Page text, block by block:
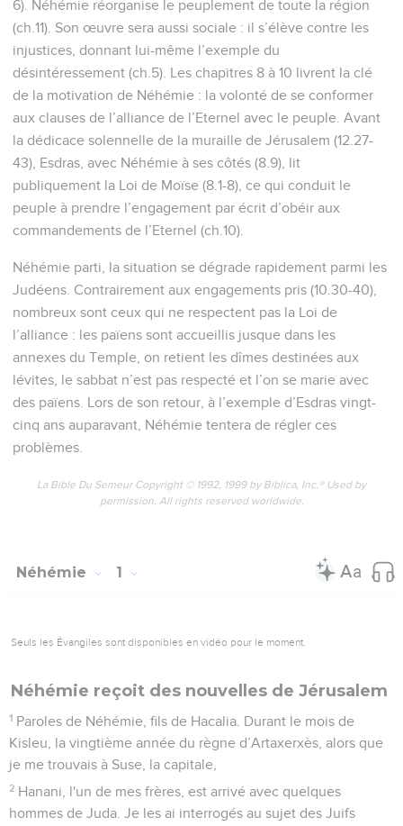
6). Néhémie réorganise le peuplement de toute la région
(ch.11). Son œuvre sera aussi sociale : il s’élève contre les
injustices, donnant lui-même l’exemple du
désintéressement (ch.5). Les chapitres 8 à 10 livrent la clé
de la motivation de Néhémie : la volonté de se conformer
aux clauses de l’alliance de l’Eternel avec le peuple. Avant
la dédicace solennelle de la muraille de Jérusalem (12.27-
43), Esdras, avec Néhémie à ses côtés (8.9), lit
publiquement la Loi de Moïse (8.1-8), ce qui conduit le
peuple à prendre l’engagement par écrit d’obéir aux
commandements de l’Eternel (ch.10).
Néhémie parti, la situation se dégrade rapidement parmi les
Judéens. Contrairement aux engagements pris (10.30-40),
nombreux sont ceux qui ne respectent pas la Loi de
l’alliance : les païens sont accueillis jusque dans les
annexes du Temple, on retient les dîmes destinées aux
lévites, le sabbat n’est pas respecté et l’on se marie avec
des païens. Lors de son retour, à l’exemple d’Esdras vingt-
cinq ans auparavant, Néhémie tentera de régler ces
problèmes.
La Bible Du Semeur Copyright © 1992, 1999 by Biblica, Inc.® Used by
permission. All rights reserved worldwide.
Néhémie 1
Seuls les Évangiles sont disponibles en vidéo pour le moment.
Néhémie reçoit des nouvelles de Jérusalem
1 Paroles de Néhémie, fils de Hacalia. Durant le mois de
Kisleu, la vingtième année du règne d’Artaxerxès, alors que
je me trouvais à Suse, la capitale,
2 Hanani, l'un de mes frères, est arrivé avec quelques
hommes de Juda. Je les ai interrogés au sujet des Juifs